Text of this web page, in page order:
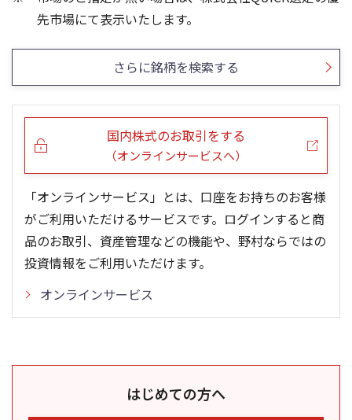
13週移動平均 26週移動平均 出来高(千)
0
600
5ヶ月移動平均 25ヶ月移動平均 出来高(千)
0
600
先市場にて表示いたします。
さらに銘柄を検索する
国内株式のお取引をする
（オンラインサービスへ）
「オンラインサービス」とは、口座をお持ちのお客様
がご利用いただけるサービスです。ログインすると商
品のお取引、資産管理などの機能や、野村ならではの
投資情報をご利用いただけます。
オンラインサービス
はじめての方へ